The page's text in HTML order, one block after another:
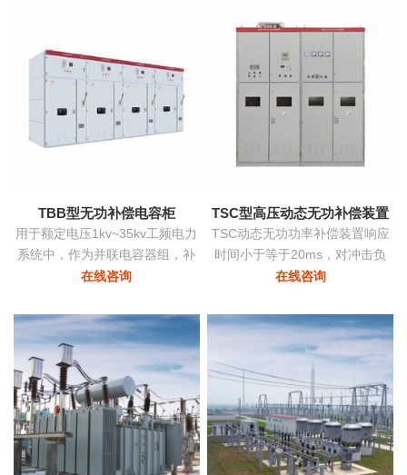
TBB型无功补偿电容柜
用于额定电压1kv~35kv工频电力
系统中，作为并联电容器组，补
偿系统中的感性无功，用以提高
量
在线咨询
TSC型高压动态无功补偿装置
TSC动态无功功率补偿装置响应
时间小于等于20ms，对冲击负
荷、时变负荷能够实时监测、动
以上的目标，具有动态补偿无功
在线咨询